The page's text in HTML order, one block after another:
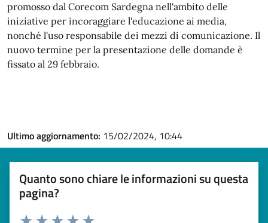
promosso dal Corecom Sardegna nell'ambito delle
iniziative per incoraggiare l'educazione ai media,
nonché l'uso responsabile dei mezzi di comunicazione. Il
nuovo termine per la presentazione delle domande è
fissato al 29 febbraio.
Ultimo aggiornamento: 15/02/2024, 10:44
Quanto sono chiare le informazioni su questa
pagina?